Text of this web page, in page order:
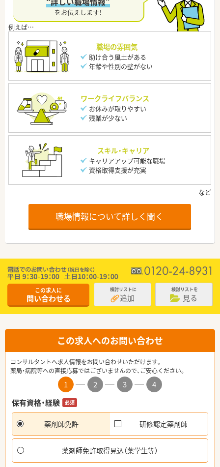
をお伝えします！
職場の雰囲気
助け合う風土がある
年齢や性別の壁がない
ワークライフバランス
お休みが取りやすい
残業が少ない
スキル・キャリア
キャリアアップ可能な職場
資格取得支援が充実
職場情報について詳しく聞く
この求人に
問い合わせる
検討リストに
追加
検討リストを
見る
この求人へのお問い合わせ
コンサルタントへ求人情報をお問い合わせいただけます。
薬局・病院等への直接応募ではございませんので、ご安心ください。
1 2 3
4
保有資格・経験
必須
薬剤師免許 研修認定薬剤師
薬剤師免許取得見込（薬学生等）